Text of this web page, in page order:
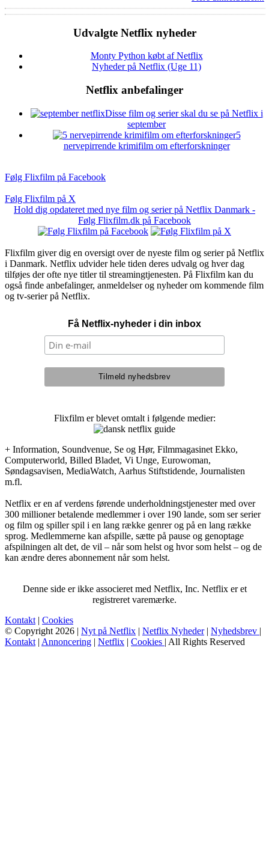
Udvalgte Netflix nyheder
Monty Python købt af Netflix
Nyheder på Netflix (Uge 11)
Netflix anbefalinger
Disse film og serier skal du se på Netflix i
september
5
nervepirrende krimifilm om efterforskninger
Følg Flixfilm på Facebook
Følg Flixfilm på X
Hold dig opdateret med nye film og serier på Netflix Danmark -
Følg Flixfilm.dk på Facebook
Flixfilm giver dig en oversigt over de nyeste film og serier på Netflix
i Danmark. Netflix udvider hele tiden deres udvalg og hver dag
tilføjes der ofte nye titler til streamingtjenesten. På Flixfilm kan du
også finde anbefalinger, anmeldelser og nyheder om kommende film
og tv-serier på Netflix.
Få Netflix-nyheder i din inbox
Flixfilm er blevet omtalt i følgende medier:
+ Information, Soundvenue, Se og Hør, Filmmagasinet Ekko,
Computerworld, Billed Bladet, Vi Unge, Eurowoman,
Søndagsavisen, MediaWatch, Aarhus Stiftstidende, Journalisten
m.fl.
Netflix er en af verdens førende underholdningstjenester med over
300 millioner betalende medlemmer i over 190 lande, som ser serier
og film og spiller spil i en lang række genrer og på en lang række
sprog. Medlemmerne kan afspille, sætte på pause og genoptage
afspilningen alt det, de vil – når som helst og hvor som helst – og de
kan ændre deres abonnement når som helst.
Denne side er ikke associeret med Netflix, Inc. Netflix er et
registreret varemærke.
Kontakt | Cookies
© Copyright 2026 | Nyt på Netflix | Netflix Nyheder| Nyhedsbrev |
Kontakt | Annoncering | Netflix | Cookies | All Rights Reserved